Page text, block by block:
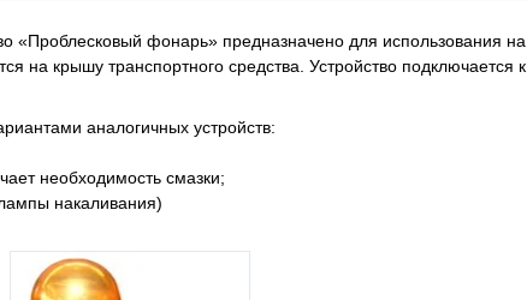
«Проблесковый фонарь» предназначено для использования на
на крышу транспортного средства. Устройство подключается к
аналогичных устройств:
необходимость смазки;
накаливания)